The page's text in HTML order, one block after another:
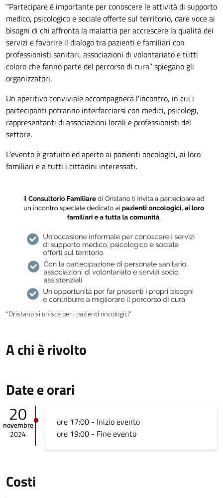
“Partecipare è importante per conoscere le attività di supporto
medico, psicologico e sociale offerte sul territorio, dare voce ai
bisogni di chi affronta la malattia per accrescere la qualità dei
servizi e favorire il dialogo tra pazienti e familiari con
professionisti sanitari, associazioni di volontariato e tutti
coloro che fanno parte del percorso di cura” spiegano gli
organizzatori.
Un aperitivo conviviale accompagnerà l'incontro, in cui i
partecipanti potranno interfacciarsi con medici, psicologi,
rappresentanti di associazioni locali e professionisti del
settore.
L’evento è gratuito ed aperto ai pazienti oncologici, ai loro
familiari e a tutti i cittadini interessati.
“Oristano si unisce per i pazienti oncologici”
A chi è rivolto
Date e orari
20
novembre
2024
ore 17:00 - Inizio evento
ore 19:00 - Fine evento
Costi